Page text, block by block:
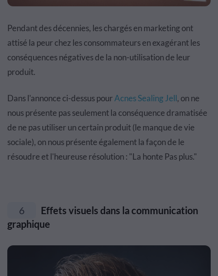
Pendant des décennies, les chargés en marketing ont
attisé la peur chez les consommateurs en exagérant les
conséquences négatives de la non-utilisation de leur
produit.
Dans l'annonce ci-dessus pourAcnes Sealing Jell, on ne
nous présente pas seulement la conséquence dramatisée
de ne pas utiliser un certain produit (le manque de vie
sociale), on nous présente également la façon de le
résoudre et l'heureuse résolution : "La honte Pas plus."
6
Effets visuels dans la communication
graphique